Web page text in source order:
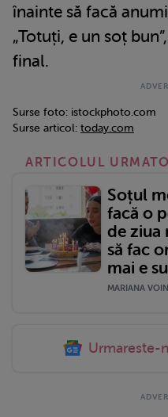
înainte să facă
„Totuți, e un soț
final.
Surse foto: istockphoto.com
Surse articol: today.com
ARTICOLUL
Soțul
facă o
de ziua
să fac
mai e
MARIANA
Urmareste-